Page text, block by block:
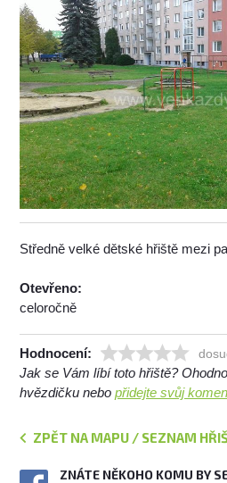
Středně velké dětské hřiště mezi
Otevřeno:
celoročně
Hodnocení:
Jak se Vám líbí toto hřiště?
hvězdičku nebopřidejte svůj
ZPĚT NA MAPU / SEZNAM
ZNÁTE NĚKOHO KOMU BY